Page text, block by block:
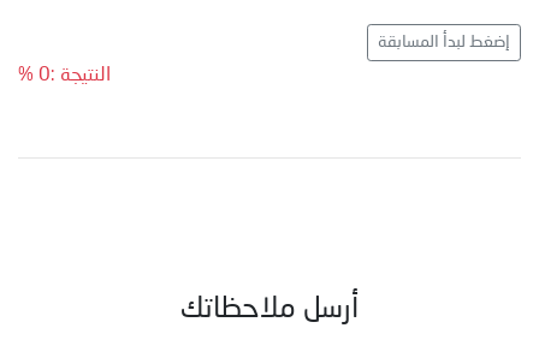
إضغط لبدأ المسابقة
النتيجة :0 %
أرسل ملاحظاتك